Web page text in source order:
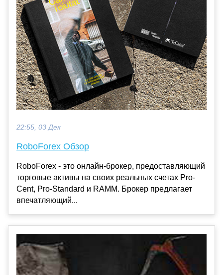
22:55, 03 Дек
RoboForex Обзор
RoboForex - это онлайн-брокер, предоставляющий
торговые активы на своих реальных счетах Pro-
Cent, Pro-Standard и RAMM. Брокер предлагает
впечатляющий...